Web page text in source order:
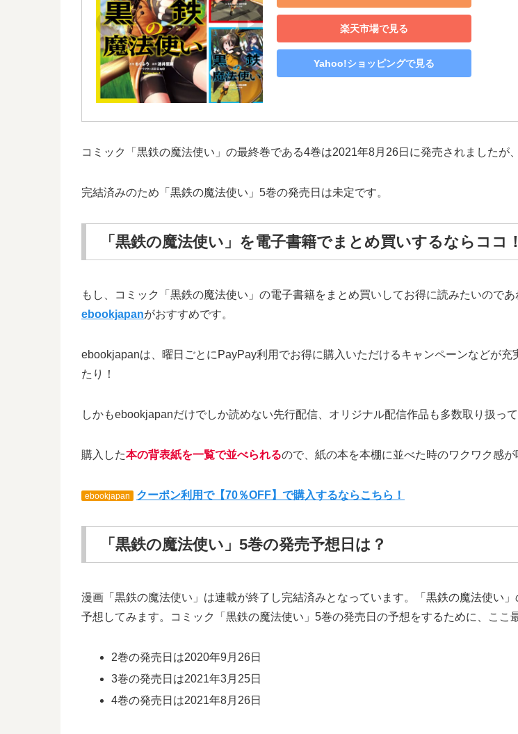
楽天市場で見る
Yahoo!ショッピングで見る
コミック「黒鉄の魔法使い」の最終巻である4巻は2021年8月26日に発売されましたが
完結済みのため「黒鉄の魔法使い」5巻の発売日は未定です。
「黒鉄の魔法使い」を電子書籍でまとめ買いするならココ！
もし、コミック「黒鉄の魔法使い」の電子書籍をまとめ買いしてお得に読みたいのであ
ebookjapanがおすすめです。
ebookjapanは、曜日ごとにPayPay利用でお得に購入いただけるキャンペーンなどが
たり！
しかもebookjapanだけでしか読めない先行配信、オリジナル配信作品も多数取り扱って
購入した本の背表紙を一覧で並べられるので、紙の本を本棚に並べた時のワクワク感が
ebookjapan クーポン利用で【70％OFF】で購入するならこちら！
「黒鉄の魔法使い」5巻の発売予想日は？
漫画「黒鉄の魔法使い」は連載が終了し完結済みとなっています。「黒鉄の魔法使い
予想してみます。コミック「黒鉄の魔法使い」5巻の発売日の予想をするために、ここ
2巻の発売日は2020年9月26日
3巻の発売日は2021年3月25日
4巻の発売日は2021年8月26日